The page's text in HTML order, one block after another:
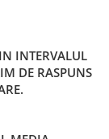
INTERVALUL
DE RASPUNS